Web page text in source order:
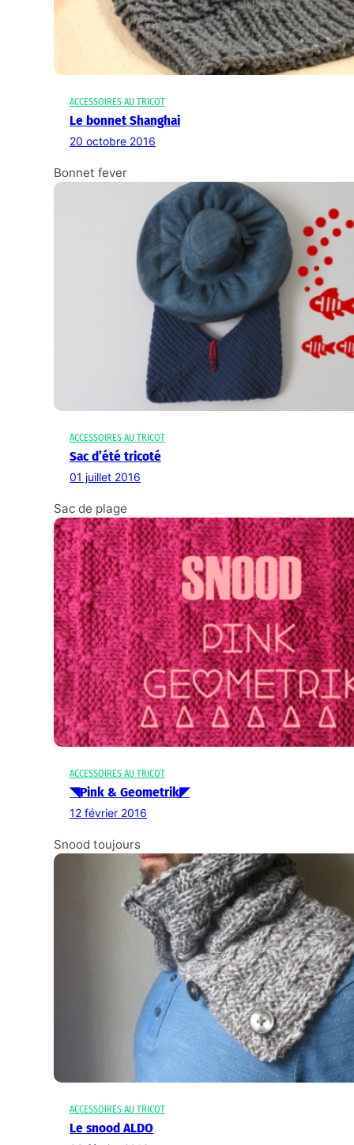
ACCESSOIRES AU TRICOT
Le bonnet Shanghai
20 octobre 2016
Bonnet fever
ACCESSOIRES AU TRICOT
Sac d’été tricoté
01 juillet 2016
Sac de plage
ACCESSOIRES AU TRICOT
◥Pink & Geometrik◤
12 février 2016
Snood toujours
ACCESSOIRES AU TRICOT
Le snood ALDO